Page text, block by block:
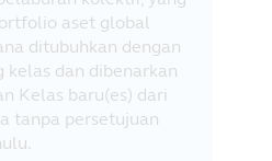
aset global
ditubuhkan dengan
dan dibenarkan
Kelas baru(es) dari
tanpa persetujuan